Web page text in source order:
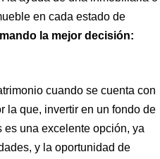
en cada estado de
la mejor decisión:
cuando se cuenta con
la que, invertir en un fondo de
una excelente opción, ya
y la oportunidad de